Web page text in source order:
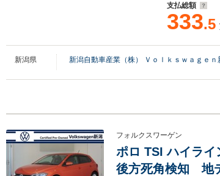
支払総額
333.5
新潟県 新潟自動車産業（株） Ｖｏｌｋｓｗａｇｅｎ
フォルクスワーゲン
ポロ TSI ハイラ
後方死角検知 地